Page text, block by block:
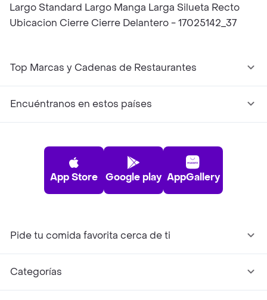
Largo Standard Largo Manga Larga Silueta Recto
Ubicacion Cierre Cierre Delantero - 17025142_37
Top Marcas y Cadenas de Restaurantes
Encuéntranos en estos países
App Store Google play AppGallery
Pide tu comida favorita cerca de ti
Categorías